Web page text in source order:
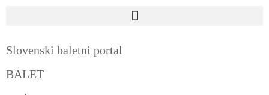
Slovenski baletni portal
BALET